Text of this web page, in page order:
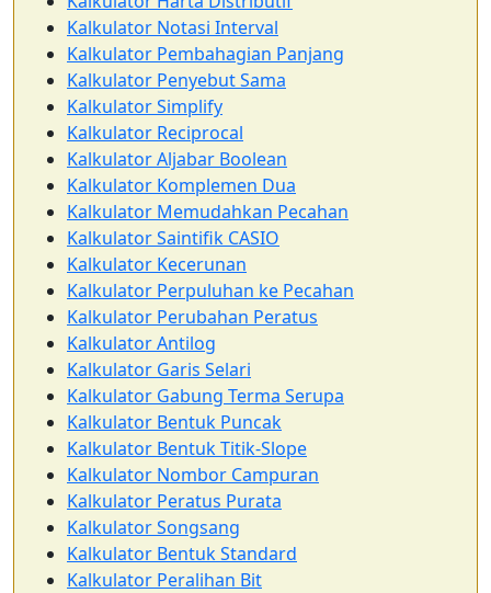
Kalkulator Notasi Interval
Kalkulator Pembahagian Panjang
Kalkulator Penyebut Sama
Kalkulator Simplify
Kalkulator Reciprocal
Kalkulator Aljabar Boolean
Kalkulator Komplemen Dua
Kalkulator Memudahkan Pecahan
Kalkulator Saintifik CASIO
Kalkulator Kecerunan
Kalkulator Perpuluhan ke Pecahan
Kalkulator Perubahan Peratus
Kalkulator Antilog
Kalkulator Garis Selari
Kalkulator Gabung Terma Serupa
Kalkulator Bentuk Puncak
Kalkulator Bentuk Titik-Slope
Kalkulator Nombor Campuran
Kalkulator Peratus Purata
Kalkulator Songsang
Kalkulator Bentuk Standard
Kalkulator Peralihan Bit